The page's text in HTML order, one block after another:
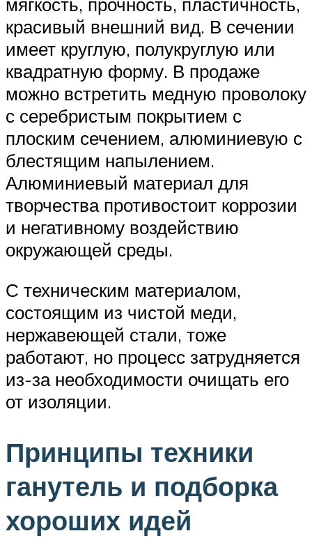
мягкость, прочность, пластичность,
красивый внешний вид. В сечении
имеет круглую, полукруглую или
квадратную форму. В продаже
можно встретить медную проволоку
с серебристым покрытием с
плоским сечением, алюминиевую с
блестящим напылением.
Алюминиевый материал для
творчества противостоит коррозии
и негативному воздействию
окружающей среды.
С техническим материалом,
состоящим из чистой меди,
нержавеющей стали, тоже
работают, но процесс затрудняется
из-за необходимости очищать его
от изоляции.
Принципы техники
ганутель и подборка
хороших идей